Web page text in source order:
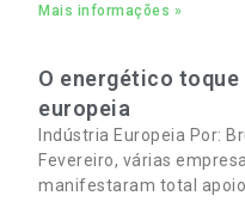
Mais informações »
O energético
europeia
Indústria Europeia Por:
Fevereiro, várias
manifestaram total